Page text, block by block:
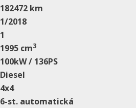
182472 km
1/2018
1
1995 cm3
100kW / 136PS
Diesel
4x4
6-st. automatická